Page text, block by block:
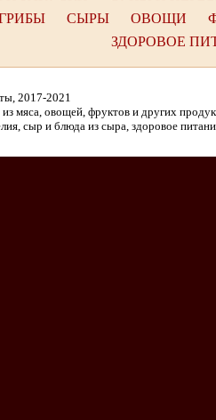
СЫРЫ ОВОЩИ
ЗДОРОВОЕ
2017-2021
мяса, овощей, фруктов и других
сыр и блюда из сыра, здоровое